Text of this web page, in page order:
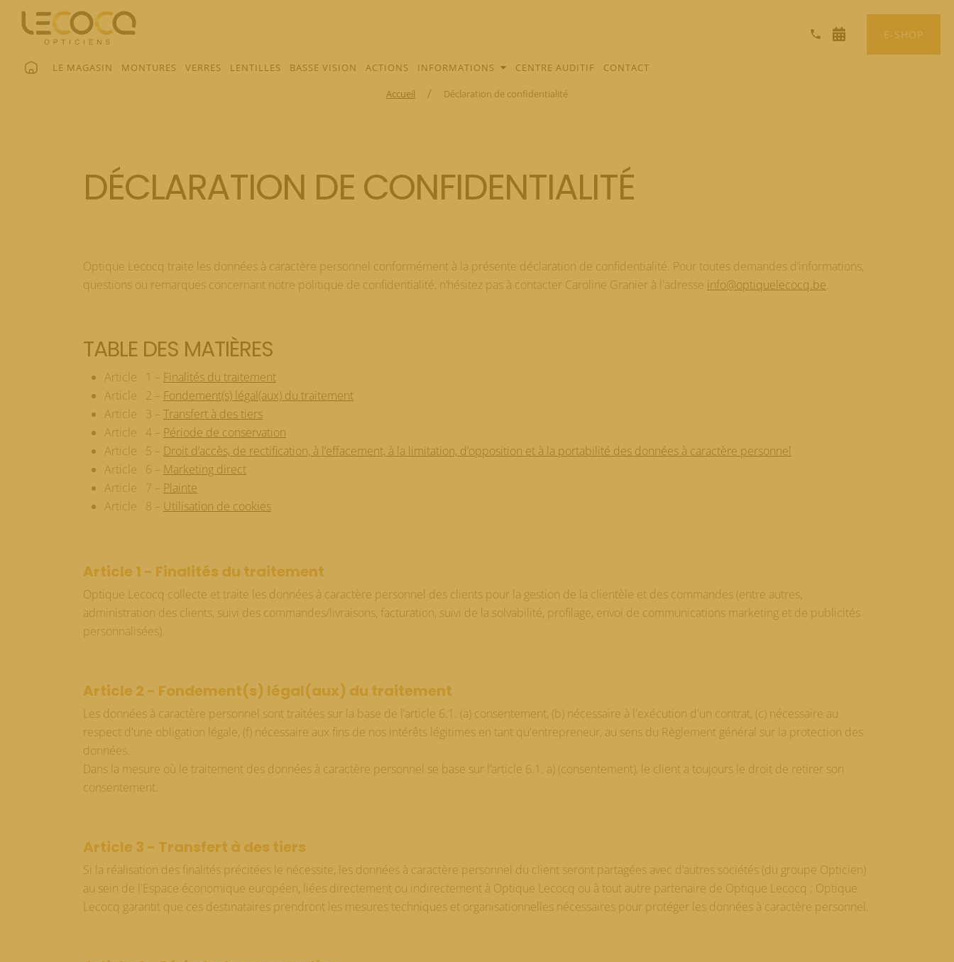
LE MAGASIN MONTURES VERRES LENTILLES BASSE VISION ACTIONS INFORMATIONS CENTRE AUDITIF CONTACT
E-SHOP
Accueil / Déclaration de confidentialité
DÉCLARATION DE CONFIDENTIALITÉ
Optique Lecocq traite les données à caractère personnel conformément à la présente déclaration de confidentialité. Pour toutes demandes d’informations,
questions ou remarques concernant notre politique de confidentialité, n’hésitez pas à contacter Caroline Granier à l'adresse info@optiquelecocq.be
TABLE DES MATIÈRES
Article 1 – Finalités du traitement
Article 2 – Fondement(s) légal(aux) du traitement
Article 3 – Transfert à des tiers
Article 4 – Période de conservation
Article 5 – Droit d’accès, de rectification, à l’effacement, à la limitation, d’opposition et à la portabilité des données à caractère personnel
Article 6 – Marketing direct
Article 7 – Plainte
Article 8 – Utilisation de cookies
Article 1 - Finalités du traitement
Optique Lecocq collecte et traite les données à caractère personnel des clients pour la gestion de la clientèle et des commandes (entre autres,
administration des clients, suivi des commandes/livraisons, facturation, suivi de la solvabilité, profilage, envoi de communications marketing et de publicités
personnalisées).
Article 2 - Fondement(s) légal(aux) du traitement
Les données à caractère personnel sont traitées sur la base de l’article 6.1. (a) consentement, (b) nécessaire à l'exécution d'un contrat, (c) nécessaire au
respect d'une obligation légale, (f) nécessaire aux fins de nos intérêts légitimes en tant qu'entrepreneur, au sens du Règlement général sur la protection des
données.
Dans la mesure où le traitement des données à caractère personnel se base sur l’article 6.1. a) (consentement), le client a toujours le droit de retirer son
consentement.
Article 3 - Transfert à des tiers
Si la réalisation des finalités précitées le nécessite, les données à caractère personnel du client seront partagées avec d’autres sociétés (du groupe Opticien)
au sein de l'Espace économique européen, liées directement ou indirectement à Optique Lecocq ou à tout autre partenaire de Optique Lecocq ; Optique
Lecocq garantit que ces destinataires prendront les mesures techniques et organisationnelles nécessaires pour protéger les données à caractère personnel.